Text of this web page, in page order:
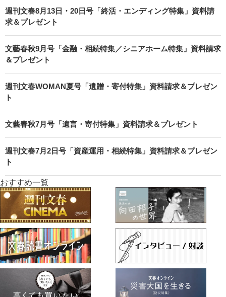
週刊文春8月13日・20日号「終活・エンディング特集」資料請
求＆プレゼント
文藝春秋9月号「金融・相続特集／シニアホーム特集」資料請求
＆プレゼント
週刊文春WOMAN夏号「遺贈・寄付特集」資料請求＆プレゼン
ト
文藝春秋7月号「遺言・寄付特集」資料請求＆プレゼント
週刊文春7月2日号「資産運用・相続特集」資料請求＆プレゼン
ト
おすすめ一覧